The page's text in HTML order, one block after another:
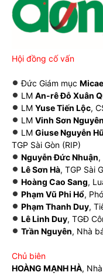
Hội đồng cố vấn
Đức Giám mục
LM An-rê Đỗ Xuân
LM Yuse Tiến Lộc,
LM Vinh Sơn
LM Giuse Nguyễn
TGP Sài Gòn (RIP)
Nguyễn Đức Nhuận,
Lê Sơn Hà, TGP Sài
Hoàng Cao Sang,
Phạm Vũ Phi Hổ,
Phạm Thanh Duy,
Lê Linh Duy, TGĐ
Trần Nguyên, Nhà
Chủ biên
HOÀNG MẠNH HÀ,